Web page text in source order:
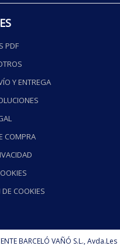
PDF
Y ENTREGA
COMPRA
COOKIES
BARCELÓ VAÑÓ S.L.,Avda.Les